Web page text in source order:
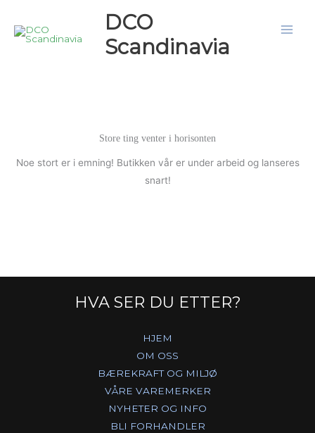
rett
DCO
Scandinavia
Store ting venter i horisonten
Noe stort er i emning! Butikken vår er under arbeid og lanseres
snart!
HVA SER DU ETTER?
HJEM
OM OSS
BÆREKRAFT OG MILJØ
VÅRE VAREMERKER
NYHETER OG INFO
BLI FORHANDLER